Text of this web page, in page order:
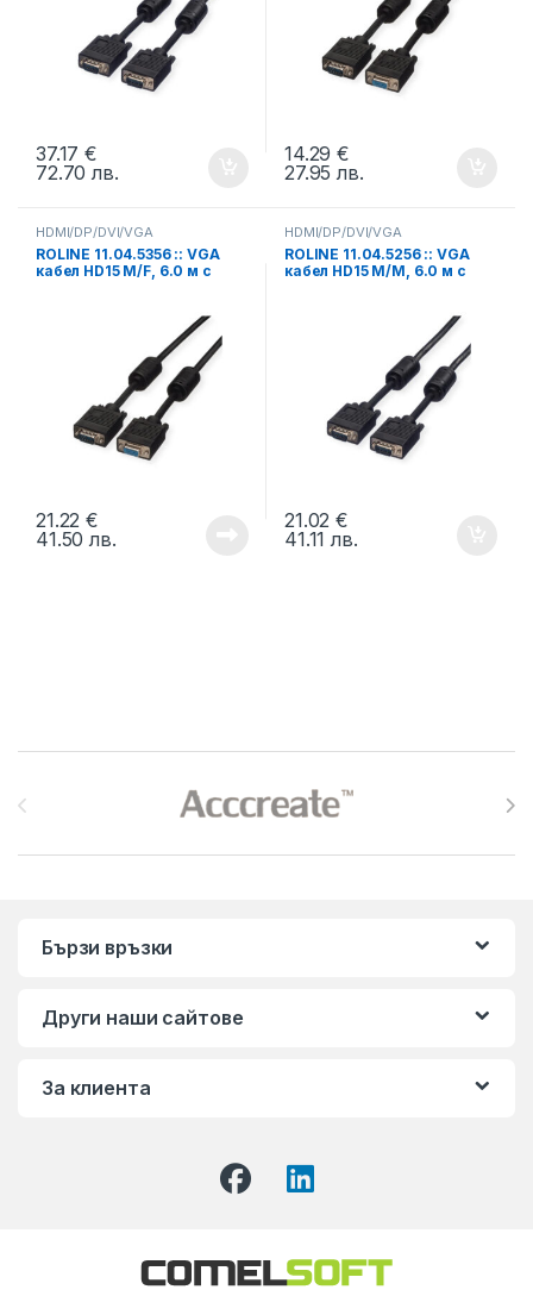
37.17€
72.70лв.
14.29€
27.95лв.
HDMI/DP/DVI/VGA
ROLINE 11.04.5356 :: VGA
кабел HD15 M/F, 6.0 м с
21.22€
41.50лв.
HDMI/DP/DVI/VGA
ROLINE 11.04.5256 :: VGA
кабел HD15 M/M, 6.0 м с
21.02€
41.11лв.
Бързи връзки
Други наши сайтове
За клиента